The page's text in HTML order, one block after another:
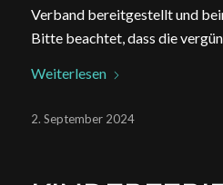
Verband bereitgestellt und
Bitte beachtet, dass die
Weiterlesen
2. September 2024